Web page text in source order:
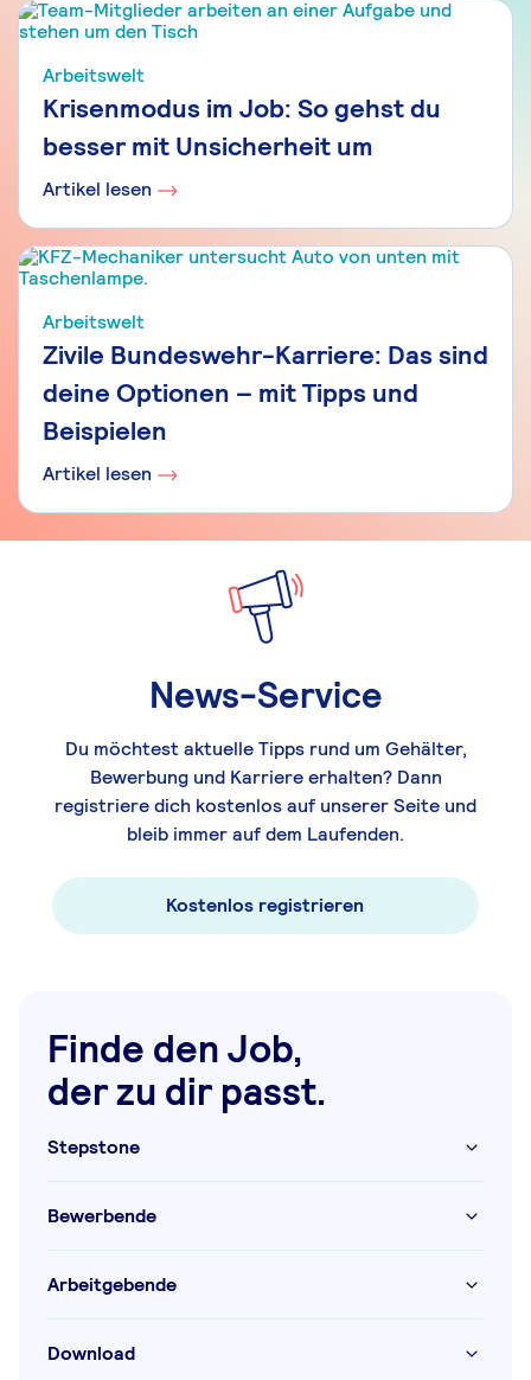
Arbeitswelt
Krisenmodus im Job: So gehst du
besser mit Unsicherheit um
Artikel lesen
Arbeitswelt
Zivile Bundeswehr-Karriere: Das sind
deine Optionen – mit Tipps und
Beispielen
Artikel lesen
News-Service
Du möchtest aktuelle Tipps rund um Gehälter,
Bewerbung und Karriere erhalten? Dann
registriere dich kostenlos auf unserer Seite und
bleib immer auf dem Laufenden.
Kostenlos registrieren
Finde den Job,
der zu dir passt.
Stepstone
Bewerbende
Arbeitgebende
Download